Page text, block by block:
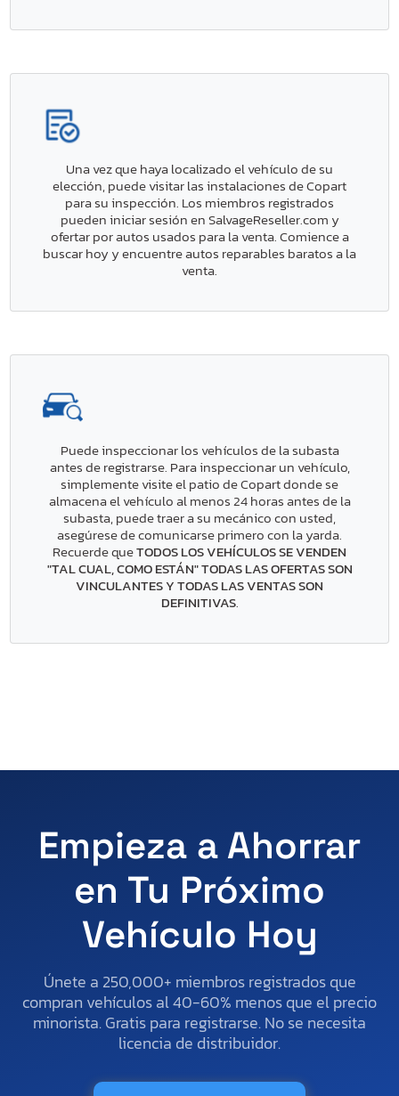
Una vez que haya localizado el vehículo de su
elección, puede visitar las instalaciones de Copart
para su inspección. Los miembros registrados
pueden iniciar sesión en SalvageReseller.com y
ofertar por autos usados para la venta. Comience a
buscar hoy y encuentre autos reparables baratos a la
venta.
Puede inspeccionar los vehículos de la subasta
antes de registrarse. Para inspeccionar un vehículo,
simplemente visite el patio de Copart donde se
almacena el vehículo al menos 24 horas antes de la
subasta, puede traer a su mecánico con usted,
asegúrese de comunicarse primero con la yarda.
Recuerde queTODOS LOS VEHÍCULOS SE VENDEN
"TAL CUAL, COMO ESTÁN" TODAS LAS OFERTAS SON
VINCULANTES Y TODAS LAS VENTAS SON
DEFINITIVAS.
Empieza a Ahorrar
en Tu Próximo
Vehículo Hoy
Únete a 250,000+ miembros registrados que
compran vehículos al 40-60% menos que el precio
minorista. Gratis para registrarse. No se necesita
licencia de distribuidor.